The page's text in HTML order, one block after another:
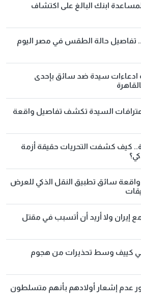
ابنك البالغ على اكتشاف
تفاصيل حالة الطقس في مصر اليوم
ادعاءات سيدة ضد سائق بإحدى
اعترافات السيدة تكشف تفاصيل واقعة
كيف كشفت التحريات حقيقة أزمة
واقعة سائق تطبيق النقل الذكي للعرض
إيران ولا أريد أن أتسبب في مقتل
في كييف وسط تحذيرات من هجوم
عدم إشعار أولادهم بأنهم متسلطون